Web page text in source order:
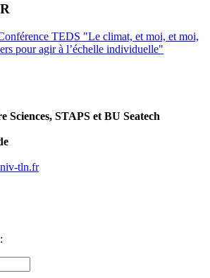
TEDS "Le climat, et moi, et moi,
pour agir à l’échelle individuelle"
Sciences, STAPS et BU Seatech
tln.fr